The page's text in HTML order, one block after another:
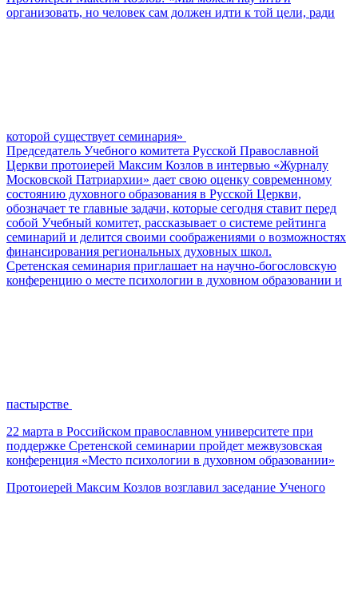
организовать, но человек сам должен идти к той цели, ради
которой существует семинария»
Председатель Учебного комитета Русской Православной
Церкви протоиерей Максим Козлов в интервью «Журналу
Московской Патриархии» дает свою оценку современному
состоянию духовного образования в Русской Церкви,
обозначает те главные задачи, которые сегодня ставит перед
собой Учебный комитет, рассказывает о системе рейтинга
семинарий и делится своими соображениями о возможностях
финансирования региональных духовных школ.
Сретенская семинария приглашает на научно-богословскую
конференцию о месте психологии в духовном образовании и
пастырстве
22 марта в Российском православном университете при
поддержке Сретенской семинарии пройдет межвузовская
конференция «Место психологии в духовном образовании»
Протоиерей Максим Козлов возглавил заседание Ученого